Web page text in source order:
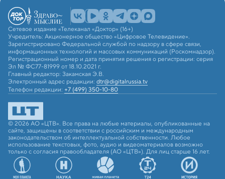
Сетевое издание «Телеканал «Доктор» (16+)
Учредитель: Акционерное общество «Цифровое Телевидение».
Зарегистрировано Федеральной службой по надзору в сфере связи,
информационных технологий и массовых коммуникаций (Роскомнадзор).
Регистрационный номер и дата принятия решения о регистрации: серия
Эл № ФС77-81999 от 18.10.2021 г.
Главный редактор: Закамская Э.В.
Электронный адрес редакции: dtr@digitalrussia.tv
Телефон редакции: +7 (499) 350-10-80
© 2026 АО «ЦТВ». Все права на любые материалы, опубликованные на
сайте, защищены в соответствии с российским и международным
законодательством об интеллектуальной собственности. Любое
использование текстовых, фото, аудио и видеоматериалов возможно
только с согласия правообладателя (АО «ЦТВ»). Для лиц старше 16 лет.